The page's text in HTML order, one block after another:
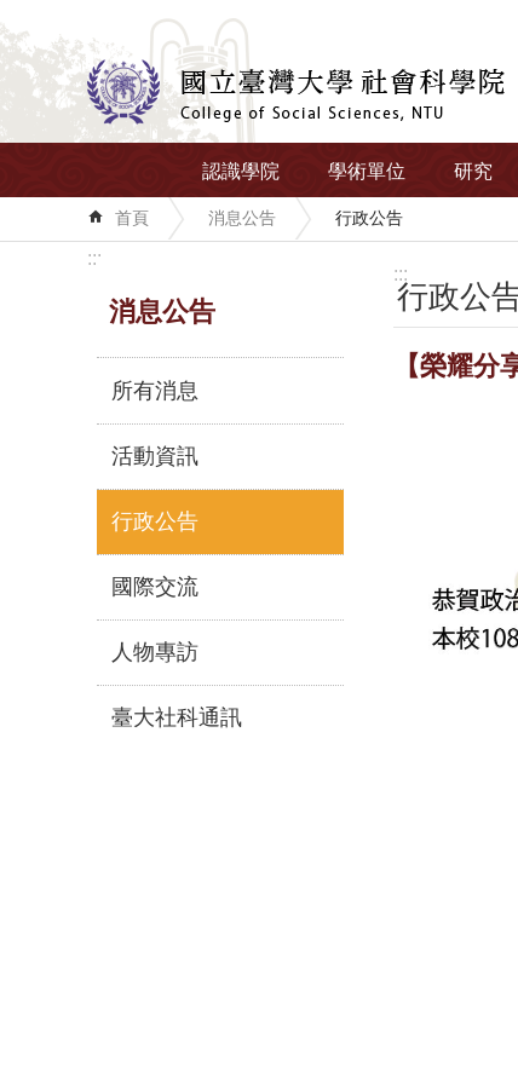
跳到主要內容區塊
認識學院 學術單位 研究
首頁 消息公告 行政公告
:::
消息公告
所有消息
活動資訊
行政公告
國際交流
人物專訪
臺大社科通訊
:::
行政公
【榮耀